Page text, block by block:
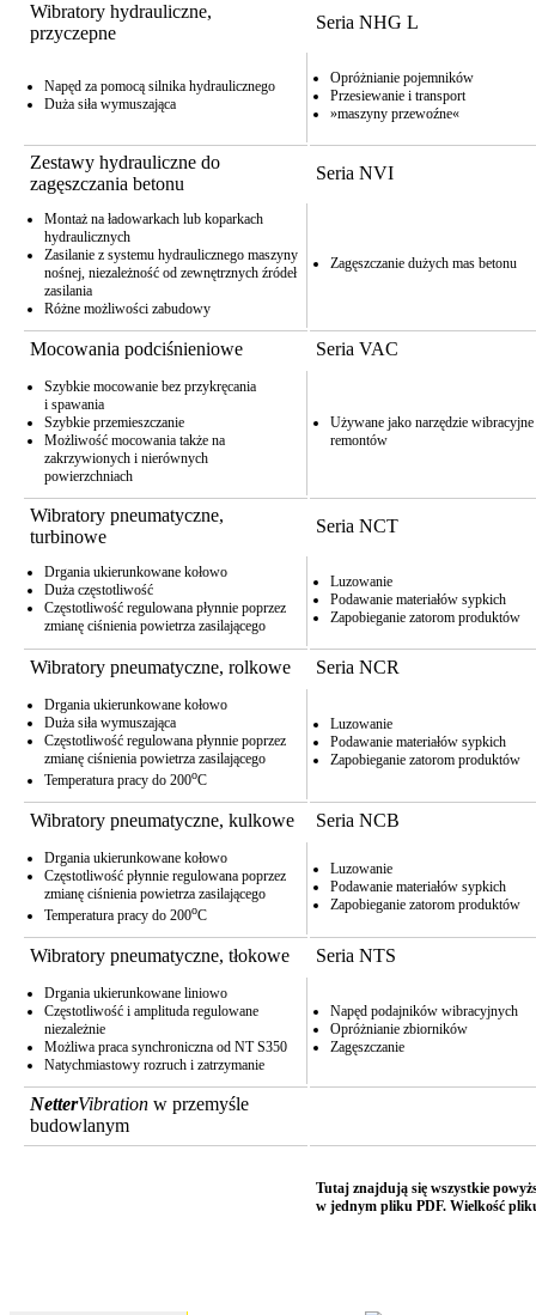
Wibratory hydrauliczne,
przyczepne
Seria NHG L
Napęd za pomocą silnika hydraulicznego
Duża siła wymuszająca
Opróżnianie pojemników
Przesiewanie i transport
»maszyny przewoźne«
Zestawy hydrauliczne do
zagęszczania betonu
Seria NVI
Montaż na ładowarkach lub koparkach
hydraulicznych
Zasilanie z systemu hydraulicznego maszyny
nośnej, niezależność od zewnętrznych źródeł
zasilania
Różne możliwości zabudowy
Zagęszczanie dużych mas betonu
Mocowania podciśnieniowe Seria VAC
Szybkie mocowanie bez przykręcania
i spawania
Szybkie przemieszczanie
Możliwość mocowania także na
zakrzywionych i nierównych
powierzchniach
Używane jako narzędzie wibracyjne
remontów
Wibratory pneumatyczne,
turbinowe
Seria NCT
Drgania ukierunkowane kołowo
Duża częstotliwość
Częstotliwość regulowana płynnie poprzez
zmianę ciśnienia powietrza zasilającego
Luzowanie
Podawanie materiałów sypkich
Zapobieganie zatorom produktów
Wibratory pneumatyczne, rolkowe Seria NCR
Drgania ukierunkowane kołowo
Duża siła wymuszająca
Częstotliwość regulowana płynnie poprzez
zmianę ciśnienia powietrza zasilającego
Temperatura pracy do 200oC
Luzowanie
Podawanie materiałów sypkich
Zapobieganie zatorom produktów
Wibratory pneumatyczne, kulkowe Seria NCB
Drgania ukierunkowane kołowo
Częstotliwość płynnie regulowana poprzez
zmianę ciśnienia powietrza zasilającego
Temperatura pracy do 200oC
Luzowanie
Podawanie materiałów sypkich
Zapobieganie zatorom produktów
Wibratory pneumatyczne, tłokowe Seria NTS
Drgania ukierunkowane liniowo
Częstotliwość i amplituda regulowane
niezależnie
Możliwa praca synchroniczna od NT S350
Natychmiastowy rozruch i zatrzymanie
Napęd podajników wibracyjnych
Opróżnianie zbiorników
Zagęszczanie
NetterVibration w przemyśle
budowlanym
Tutaj znajdują się wszystkie
w jednym pliku PDF. Wielkość